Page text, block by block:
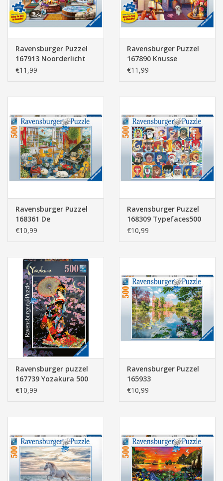
Ravensburger Puzzel
167913 Noorderlicht
500 stukjes XXL
€11,99
Ravensburger Puzzel
167890 Knusse
Badkamer 500 stukjes
€11,99
Ravensburger Puzzel
168361 De
Muziekkamer 500
€10,99
Ravensburger Puzzel
168309 Typefaces500
stukjes
€10,99
Ravensburger puzzel
167739 Yozakura 500
stukjes
€10,99
Ravensburger Puzzel
165933
Sprookjeskasteel
€10,99